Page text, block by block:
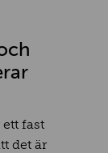
fast
det är